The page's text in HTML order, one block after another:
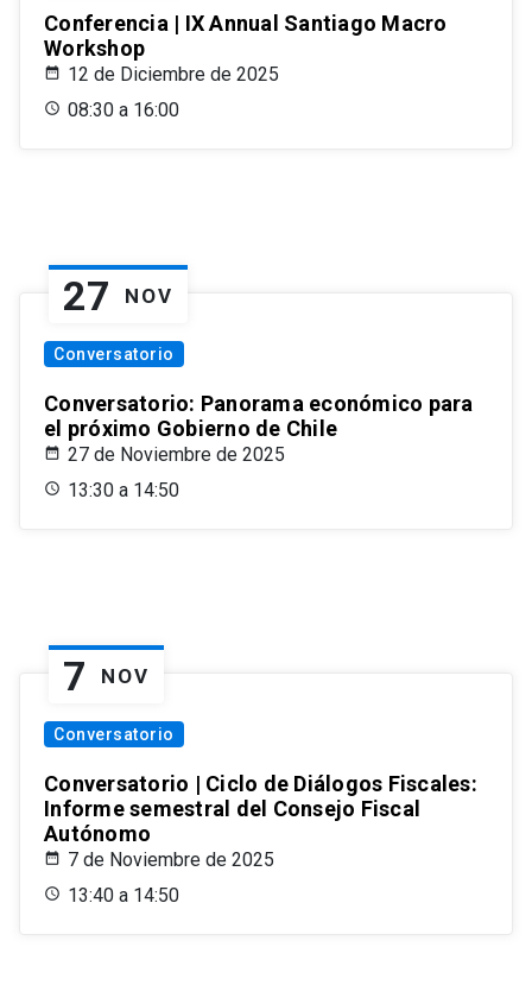
Conferencia | IX Annual Santiago Macro
Workshop
12 de Diciembre de 2025
08:30 a 16:00
27 NOV
Conversatorio
Conversatorio: Panorama económico para
el próximo Gobierno de Chile
27 de Noviembre de 2025
13:30 a 14:50
7 NOV
Conversatorio
Conversatorio | Ciclo de Diálogos Fiscales:
Informe semestral del Consejo Fiscal
Autónomo
7 de Noviembre de 2025
13:40 a 14:50